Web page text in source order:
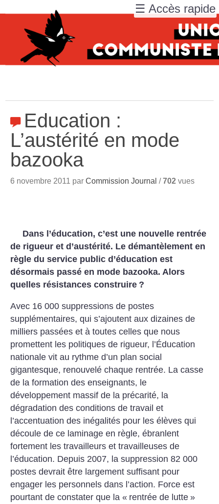
Education :
L’austérité en mode
bazooka
6 novembre 2011 parCommission Journal /702 vues
Dans l’éducation, c’est une nouvelle rentrée
de rigueur et d’austérité. Le démantèlement en
règle du service public d’éducation est
désormais passé en mode bazooka. Alors
quelles résistances construire ?
Avec 16 000 suppressions de postes
supplémentaires, qui s’ajoutent aux dizaines de
milliers passées et à toutes celles que nous
promettent les politiques de rigueur, l’Éducation
nationale vit au rythme d’un plan social
gigantesque, renouvelé chaque rentrée. La casse
de la formation des enseignants, le
développement massif de la précarité, la
dégradation des conditions de travail et
l’accentuation des inégalités pour les élèves qui
découle de ce laminage en règle, ébranlent
fortement les travailleurs et travailleuses de
l’éducation. Depuis 2007, la suppression 82 000
postes devrait être largement suffisant pour
engager les personnels dans l’action. Force est
pourtant de constater que la « rentrée de lutte »
☰ Accès rapide